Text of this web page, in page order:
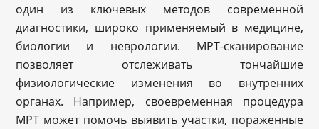
один из ключевых методов современной
диагностики, широко применяемый в медицине,
биологии и неврологии. МРТ-сканирование
позволяет отслеживать тончайшие
физиологические изменения во внутренних
органах. Например, своевременная процедура
МРТ может помочь выявить участки, пораженные